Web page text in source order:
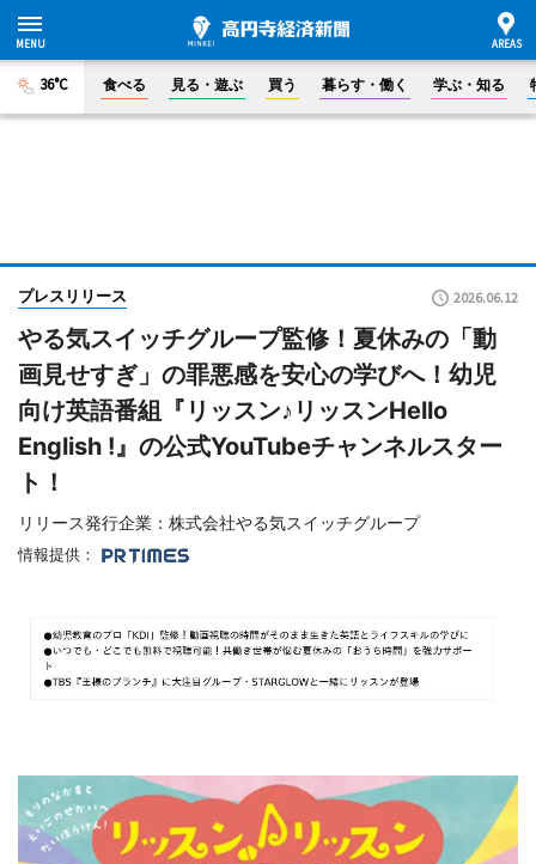
36°C 食べる 見る・遊ぶ 買う 暮らす・働く 学ぶ・知る
プレスリリース 2026.06.12
やる気スイッチグループ監修！夏休みの「動
画見せすぎ」の罪悪感を安心の学びへ！幼児
向け英語番組『リッスン♪リッスンHello
English !』の公式YouTubeチャンネルスター
ト！
リリース発行企業：株式会社やる気スイッチグループ
情報提供：